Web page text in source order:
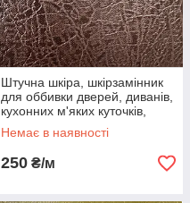
Штучна шкіра, шкірзамінник
для оббивки дверей, диванів,
кухонних м'яких куточків,
табуреток та ін меблів
Немає в наявності
250 ₴/м